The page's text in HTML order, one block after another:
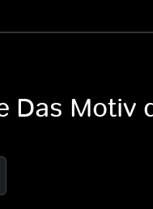
Das Motiv